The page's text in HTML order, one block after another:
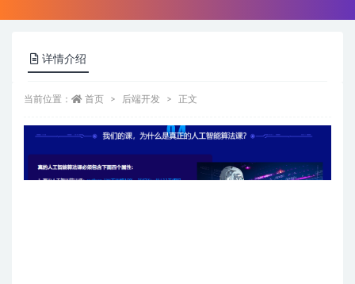
详情介绍
当前位置： 首页 后端开发 正文